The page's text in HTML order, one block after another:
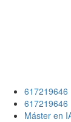
617219646
617219646
Máster en